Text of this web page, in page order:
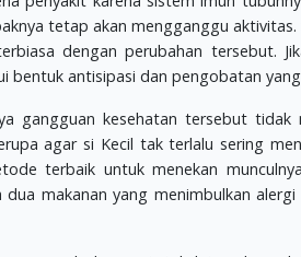
tetap akan mengganggu aktivitas.
dengan perubahan tersebut.
bentuk antisipasi dan pengobatan
gangguan kesehatan tersebut tidak
agar si Kecil tak terlalu sering
terbaik untuk menekan
makanan yang menimbulkan alergi